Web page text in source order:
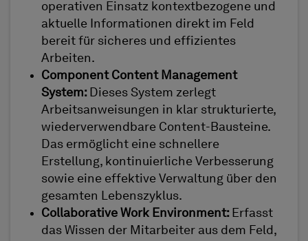
operativen Einsatz kontextbezogene und
aktuelle Informationen direkt im Feld
bereit für sicheres und effizientes
Arbeiten.
Component Content Management
System: Dieses System zerlegt
Arbeitsanweisungen in klar strukturierte,
wiederverwendbare Content-Bausteine.
Das ermöglicht eine schnellere
Erstellung, kontinuierliche Verbesserung
sowie eine effektive Verwaltung über den
gesamten Lebenszyklus.
Collaborative Work Environment: Erfasst
das Wissen der Mitarbeiter aus dem Feld,